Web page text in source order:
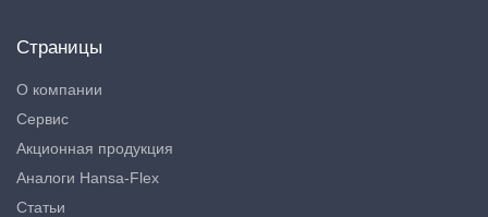
Страницы
О компании
Сервис
Акционная продукция
Аналоги Hansa-Flex
Статьи